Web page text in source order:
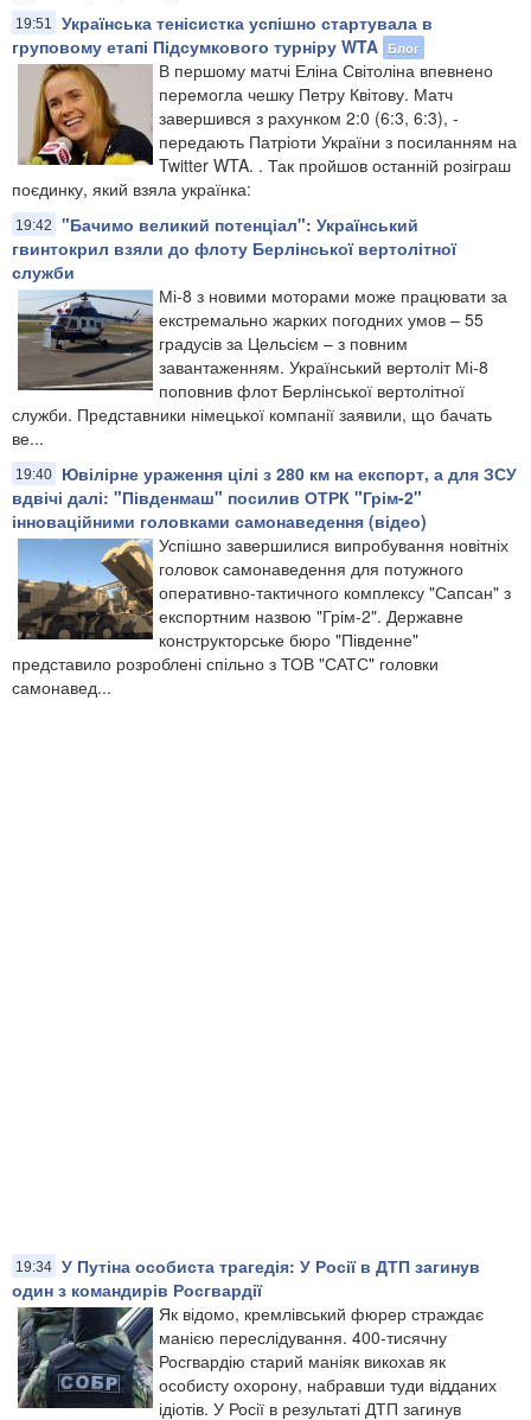
19:51
Українська тенісистка успішно стартувала в
груповому етапі Підсумкового турніру WTA Блог
В першому матчі Еліна Світоліна впевнено
перемогла чешку Петру Квітову. Матч
завершився з рахунком 2:0 (6:3, 6:3), -
передають Патріоти України з посиланням на
Twitter WTA. . Так пройшов останній розіграш
поєдинку, який взяла українка:
19:42
"Бачимо великий потенціал": Український
гвинтокрил взяли до флоту Берлінської вертолітної
служби
Мі-8 з новими моторами може працювати за
екстремально жарких погодних умов – 55
градусів за Цельсієм – з повним
завантаженням. Український вертоліт Мі-8
поповнив флот Берлінської вертолітної
служби. Представники німецької компанії заявили, що бачать
ве...
19:40
Ювілірне ураження цілі з 280 км на експорт, а для ЗСУ
вдвічі далі: "Південмаш" посилив ОТРК "Грім-2"
інноваційними головками самонаведення (відео)
​Успішно завершилися випробування новітніх
головок самонаведення для потужного
оперативно-тактичного комплексу "Сапсан" з
експортним назвою "Грім-2". Державне
конструкторське бюро "Південне"
представило розроблені спільно з ТОВ "САТС" головки
самонавед...
19:34 У Путіна особиста трагедія: У Росії в ДТП загинув
один з командирів Росгвардії
Як відомо, кремлівський фюрер страждає
манією переслідування. 400-тисячну
Росгвардію старий маніяк викохав як
особисту охорону, набравши туди відданих
ідіотів. У Росії в результаті ДТП загинув